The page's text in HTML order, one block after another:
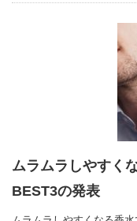
ムラムラしやすく
BEST3の発表